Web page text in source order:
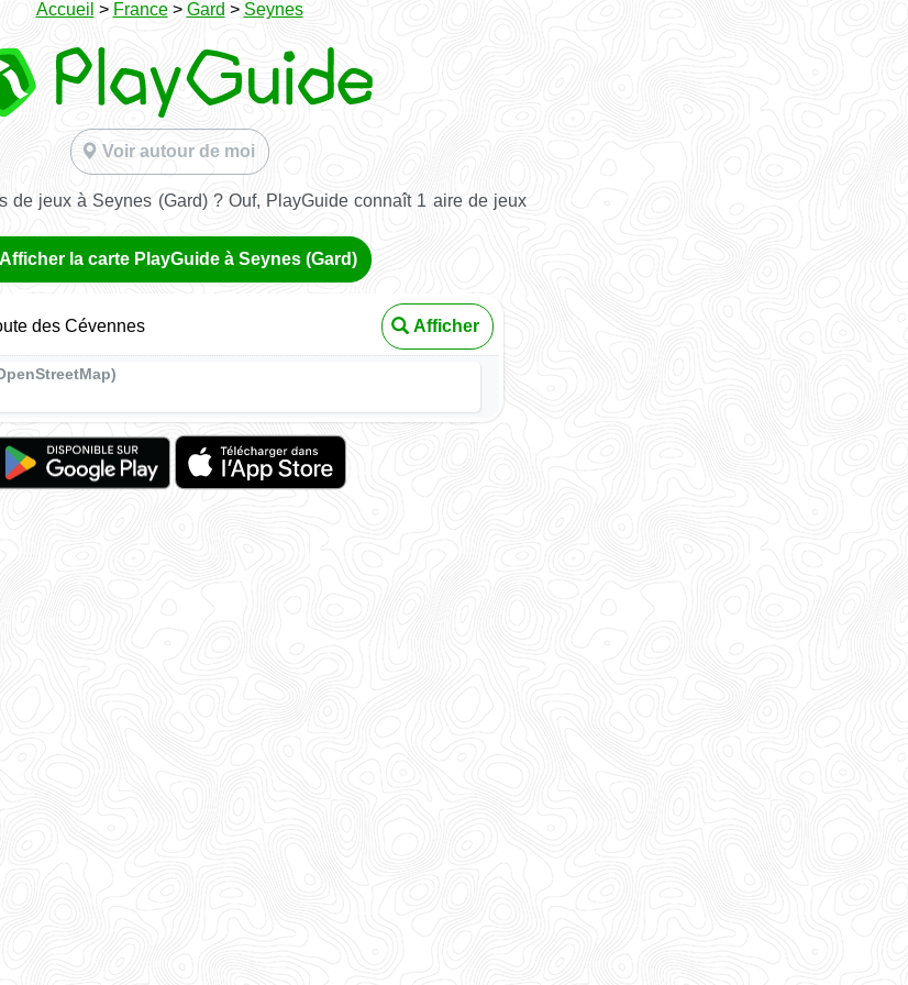
Accueil > France> Gard > Seynes
Voir autour de moi
de jeux à Seynes (Gard) ? Ouf, PlayGuide connaît 1 aire de jeux
Afficher la carte PlayGuide à Seynes (Gard)
des Cévennes Afficher